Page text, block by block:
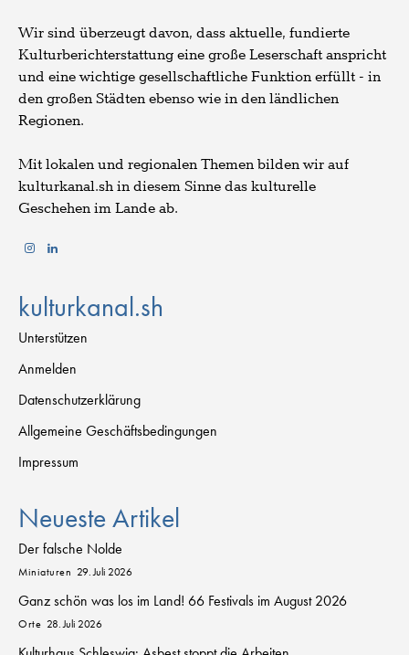
Wir sind überzeugt davon, dass aktuelle, fundierte
Kulturberichterstattung eine große Leserschaft anspricht
und eine wichtige gesellschaftliche Funktion erfüllt - in
den großen Städten ebenso wie in den ländlichen
Regionen.
Mit lokalen und regionalen Themen bilden wir auf
kulturkanal.sh in diesem Sinne das kulturelle
Geschehen im Lande ab.
kulturkanal.sh
Unterstützen
Anmelden
Datenschutzerklärung
Allgemeine Geschäftsbedingungen
Impressum
Neueste Artikel
Der falsche Nolde
Miniaturen 29. Juli 2026
Ganz schön was los im Land! 66 Festivals im August 2026
Orte 28. Juli 2026